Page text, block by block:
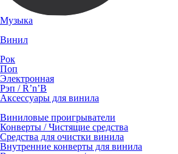
Музыка
Винил
Рок
Поп
Электронная
Рэп / R’n’B
Аксессуары для винила
Виниловые проигрыватели
Конверты / Чистящие средства
Средства для очистки винила
Внутренние конверты для винила